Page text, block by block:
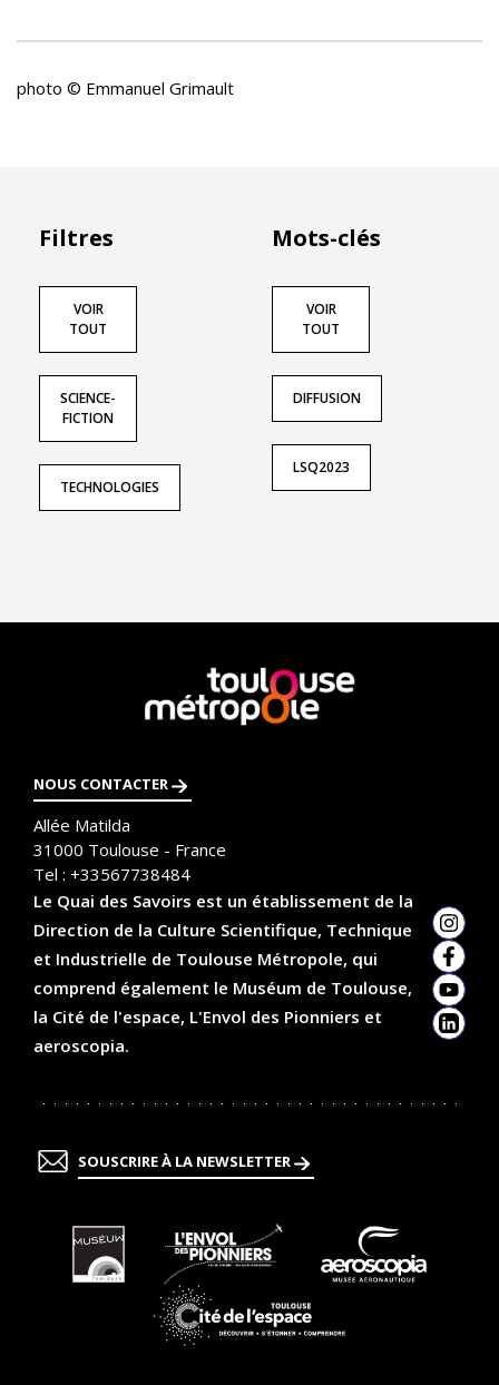
photo © Emmanuel Grimault
Filtres
VOIR
TOUT
SCIENCE-
FICTION
TECHNOLOGIES
Mots-clés
VOIR
TOUT
DIFFUSION
LSQ2023
En
savoir
plus
NOUS CONTACTER
Allée Matilda
31000 Toulouse - France
Tel : +33567738484
Le Quai des Savoirs est un établissement de la
Direction de la Culture Scientifique, Technique
et Industrielle de Toulouse Métropole, qui
comprend également le Muséum de Toulouse,
la Cité de l'espace, L'Envol des Pionniers et
aeroscopia.
SOUSCRIRE À LA NEWSLETTER
En
savoir
plus